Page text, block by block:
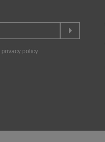
privacy policy